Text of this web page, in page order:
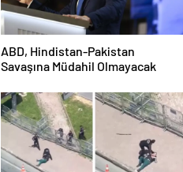
ABD, Hindistan-Pakistan
Savaşına Müdahil Olmayacak